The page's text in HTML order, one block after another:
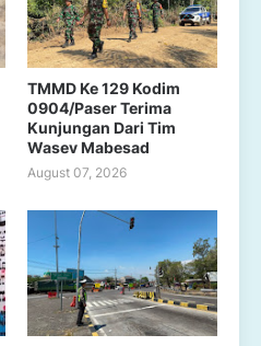
TMMD Ke 129 Kodim
0904/Paser Terima
Kunjungan Dari Tim
Wasev Mabesad
August 07, 2026